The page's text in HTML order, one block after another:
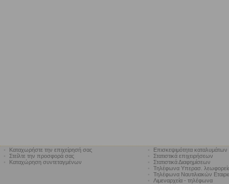
Καταχωρήστε την επιχείρησή σας
Στείλτε την προσφορά σας
Καταχώρηση συντεταγμένων
Επισκεψιμότητα καταλυμάτων
Στατιστικά επιχειρήσεων
Στατιστικά Διαφημίσεων
Τηλέφωνα Υπερασ.
Τηλέφωνα Ναυτιλιακών
Λιμεναρχεία - τηλέφωνα